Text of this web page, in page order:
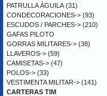
PATRULLA ÁGUILA (31)
CONDECORACIONES-> (93)
ESCUDOS / PARCHES-> (210)
GAFAS PILOTO
GORRAS MILITARES-> (38)
LLAVEROS-> (59)
CAMISETAS-> (47)
POLOS-> (33)
VESTIMENTA MILITAR-> (141)
CARTERAS TIM